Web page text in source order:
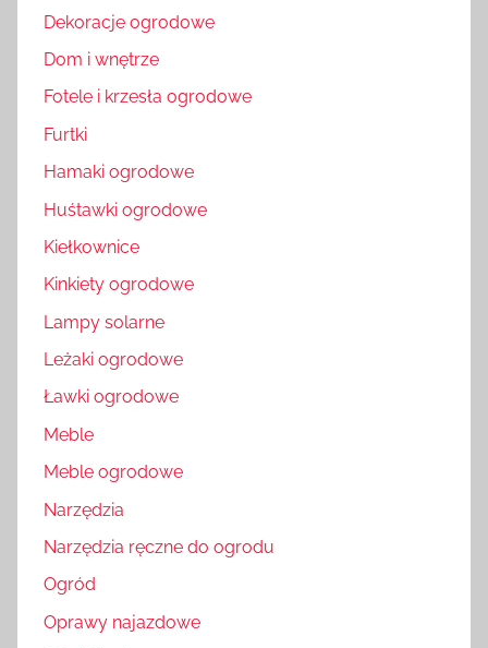
Dekoracje ogrodowe
Dom i wnętrze
Fotele i krzesła ogrodowe
Furtki
Hamaki ogrodowe
Huśtawki ogrodowe
Kiełkownice
Kinkiety ogrodowe
Lampy solarne
Leżaki ogrodowe
Ławki ogrodowe
Meble
Meble ogrodowe
Narzędzia
Narzędzia ręczne do ogrodu
Ogród
Oprawy najazdowe